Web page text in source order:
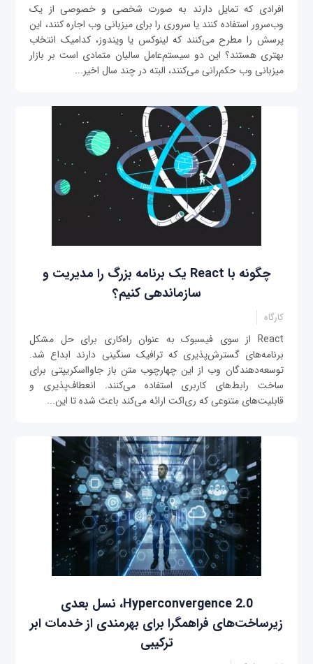
افرادی که تمایل دارند به صورت شخصی و خصوصی از یک
وب‌سرور استفاده کنند یا سروری را برای میزبانی وب اجاره کنند، این
پرسش را مطرح می‌کنند که لینوکس یا ویندوز، کدامیک انتخاب
بهتری هستند؟ این دو سیستم‌عامل سالیان متمادی است بر بازار
میزبانی وب حکم‌رانی می‌کنند، البته در چند سال اخیر...
چگونه با React یک برنامه بزرگ را مدیریت و
سازماند‌هی کنیم؟
کارگاه
React از سوی فیسبوک به عنوان راه‌کاری برای حل مشکل
برنامه‌های گسترش‌پذیری که ترافیک سنگینی دارند ابداع شد.
توسعه‌دهندگان وب از این چهارچوب متن باز جاوااسکریپتی برای
ساخت رابط‌های کاربری استفاده می‌کنند. انعطاف‌پذیری و
قابلیت‌های متنوعی که ری‌اکت ارائه می‌کند باعث شده تا این...
Hyperconvergence 2.0، نسل بعدی
زیرساخت‌های فراهمگرا برای بهرمندی از خدمات ابر
ترکیبی